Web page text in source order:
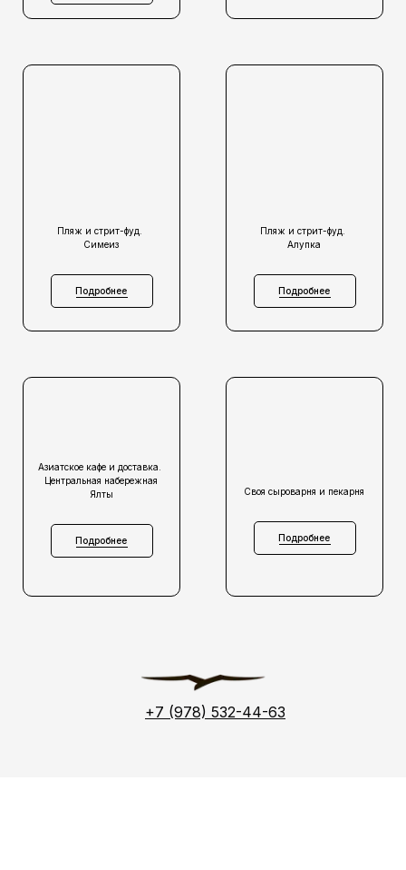
Пляж и стрит-фуд.
Симеиз
Подробнее
Пляж и стрит-фуд.
Алупка
Подробнее
Азиатское кафе и доставка.
Центральная набережная
Ялты
Подробнее
Своя сыроварня и пекарня
Подробнее
+7 (978) 532-44-63